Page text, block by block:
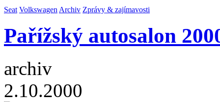
Seat Volkswagen Archiv Zprávy & zajímavosti
Pařížský autosalon
archiv
2.10.2000